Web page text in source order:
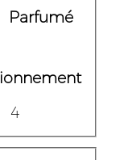
Parfumé
4